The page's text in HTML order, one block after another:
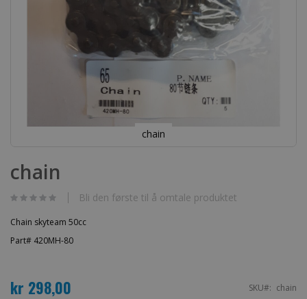
chain
begynnelsen
bildegalleri
chain
Bli den første til å omtale produktet
Chain skyteam 50cc
Part# 420MH-80
kr 298,00 SKU chain